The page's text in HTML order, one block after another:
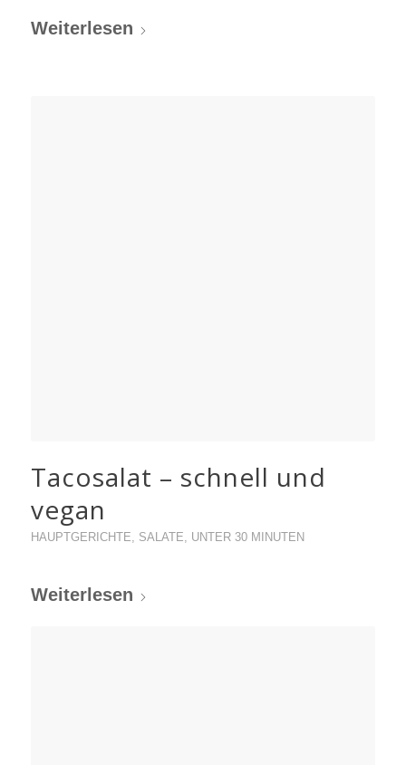
Weiterlesen
Tacosalat – schnell und
vegan
HAUPTGERICHTE SALATE UNTER 30 MINUTEN
Weiterlesen